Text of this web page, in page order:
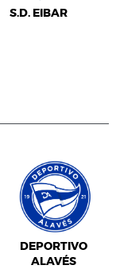
S.D. EIBAR
DEPORTIVO
ALAVÉS